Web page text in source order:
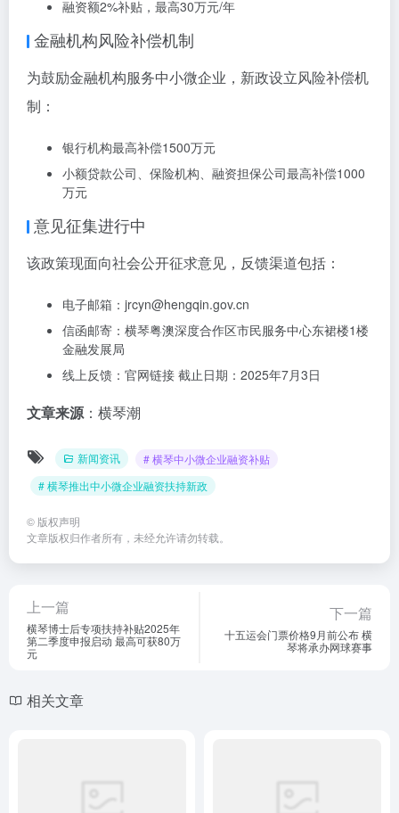
融资额2%补贴，最高30万元/年
金融机构风险补偿机制
为鼓励金融机构服务中小微企业，新政设立风险补偿机
制：
银行机构最高补偿1500万元
小额贷款公司、保险机构、融资担保公司最高补偿1000
万元
意见征集进行中
该政策现面向社会公开征求意见，反馈渠道包括：
电子邮箱：jrcyn@hengqin.gov.cn
信函邮寄：横琴粤澳深度合作区市民服务中心东裙楼1楼
金融发展局
线上反馈：官网链接 截止日期：2025年7月3日
文章来源：横琴潮
新闻资讯
# 横琴中小微企业融资补贴
# 横琴推出中小微企业融资扶持新政
© 版权声明
文章版权归作者所有，未经允许请勿转载。
上一篇
横琴博士后专项扶持补贴2025年
第二季度申报启动 最高可获80万
元
下一篇
十五运会门票价格9月前公布 横
琴将承办网球赛事
相关文章